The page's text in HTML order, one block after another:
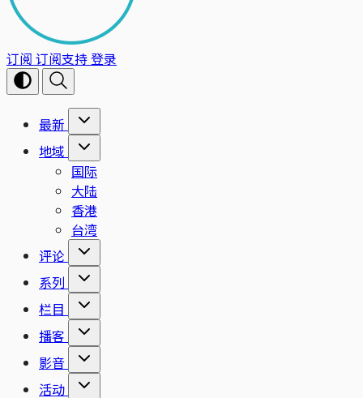
订阅 订阅支持登录
最新
地域
国际
大陆
香港
台湾
评论
系列
栏目
播客
影音
活动